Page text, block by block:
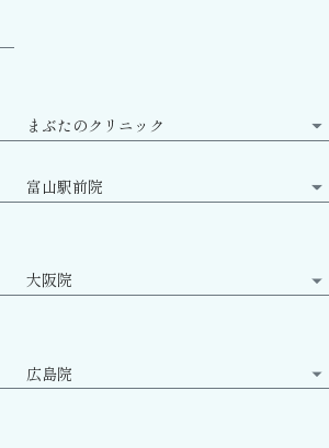
まぶたのクリニック
富山駅前院
大阪院
広島院